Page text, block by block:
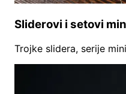
Sliderovi i setovi
Trojke slidera, serije